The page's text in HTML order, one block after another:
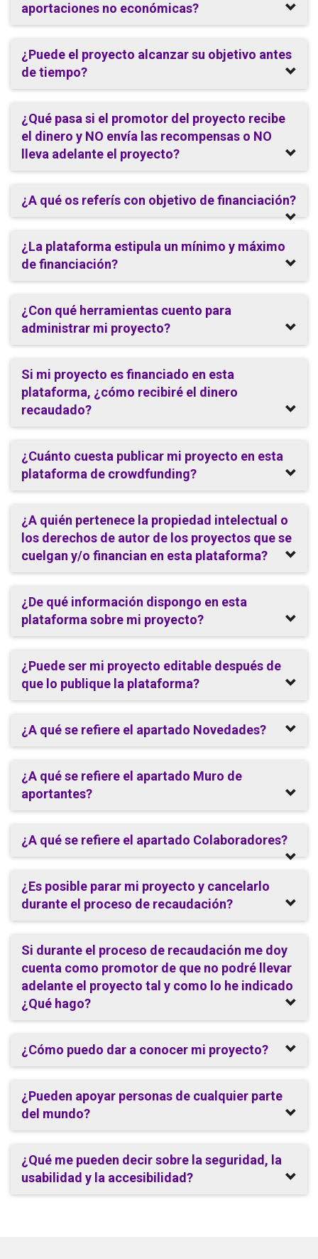
aportaciones no económicas?
¿Puede el proyecto alcanzar su objetivo antes
de tiempo?
¿Qué pasa si el promotor del proyecto recibe
el dinero y NO envía las recompensas o NO
lleva adelante el proyecto?
¿A qué os referís con objetivo de financiación?
¿La plataforma estipula un mínimo y máximo
de financiación?
¿Con qué herramientas cuento para
administrar mi proyecto?
Si mi proyecto es financiado en esta
plataforma, ¿cómo recibiré el dinero
recaudado?
¿Cuánto cuesta publicar mi proyecto en esta
plataforma de crowdfunding?
¿A quién pertenece la propiedad intelectual o
los derechos de autor de los proyectos que se
cuelgan y/o financian en esta plataforma?
¿De qué información dispongo en esta
plataforma sobre mi proyecto?
¿Puede ser mi proyecto editable después de
que lo publique la plataforma?
¿A qué se refiere el apartado Novedades?
¿A qué se refiere el apartado Muro de
aportantes?
¿A qué se refiere el apartado Colaboradores?
¿Es posible parar mi proyecto y cancelarlo
durante el proceso de recaudación?
Si durante el proceso de recaudación me doy
cuenta como promotor de que no podré llevar
adelante el proyecto tal y como lo he indicado
¿Qué hago?
¿Cómo puedo dar a conocer mi proyecto?
¿Pueden apoyar personas de cualquier parte
del mundo?
¿Qué me pueden decir sobre la seguridad, la
usabilidad y la accesibilidad?